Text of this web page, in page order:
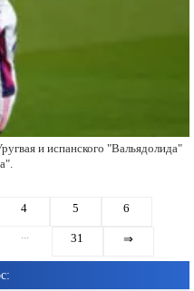
и испанского "Вальядолида"
4 5 6
... 31 ⇒